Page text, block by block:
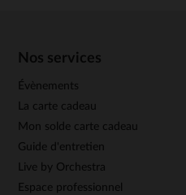
Nos services
Évènements
La carte cadeau
Mon solde carte cadeau
Guide d'entretien
Live by Orchestra
Espace professionnel